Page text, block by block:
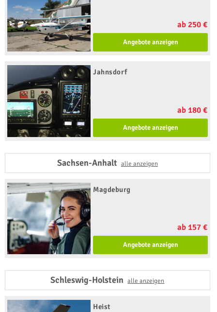
ab 250 €
Angebote anzeigen
Jahnsdorf
ab 180 €
Angebote anzeigen
Sachsen-Anhalt alle anzeigen
Magdeburg
ab 157 €
Angebote anzeigen
Schleswig-Holsteinalle anzeigen
Heist